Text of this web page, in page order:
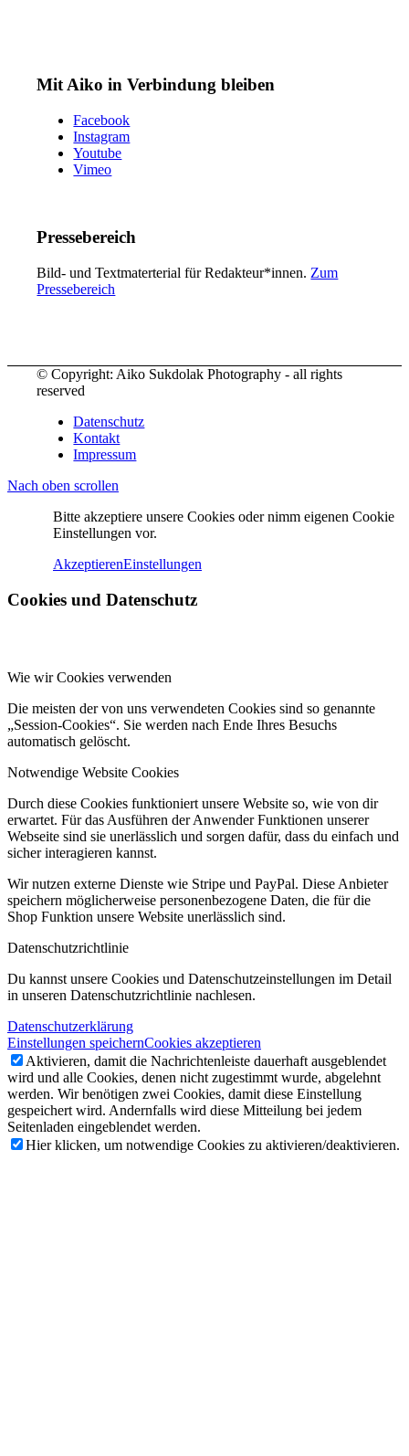
Mit Aiko in Verbindung bleiben
Facebook
Instagram
Youtube
Vimeo
Pressebereich
Bild- und Textmaterterial für Redakteur*innen. Zum
Pressebereich
© Copyright: Aiko Sukdolak Photography - all rights
reserved
Datenschutz
Kontakt
Impressum
Nach oben scrollen
Bitte akzeptiere unsere Cookies oder nimm eigenen Cookie
Einstellungen vor.
AkzeptierenEinstellungen
Cookies und Datenschutz
Wie wir Cookies verwenden
Die meisten der von uns verwendeten Cookies sind so genannte
„Session-Cookies“. Sie werden nach Ende Ihres Besuchs
automatisch gelöscht.
Notwendige Website Cookies
Durch diese Cookies funktioniert unsere Website so, wie von dir
erwartet. Für das Ausführen der Anwender Funktionen unserer
Webseite sind sie unerlässlich und sorgen dafür, dass du einfach und
sicher interagieren kannst.
Wir nutzen externe Dienste wie Stripe und PayPal. Diese Anbieter
speichern möglicherweise personenbezogene Daten, die für die
Shop Funktion unsere Website unerlässlich sind.
Datenschutzrichtlinie
Du kannst unsere Cookies und Datenschutzeinstellungen im Detail
in unseren Datenschutzrichtlinie nachlesen.
Datenschutzerklärung
Einstellungen speichernCookies akzeptieren
Aktivieren, damit die Nachrichtenleiste dauerhaft ausgeblendet
wird und alle Cookies, denen nicht zugestimmt wurde, abgelehnt
werden. Wir benötigen zwei Cookies, damit diese Einstellung
gespeichert wird. Andernfalls wird diese Mitteilung bei jedem
Seitenladen eingeblendet werden.
Hier klicken, um notwendige Cookies zu aktivieren/deaktivieren.